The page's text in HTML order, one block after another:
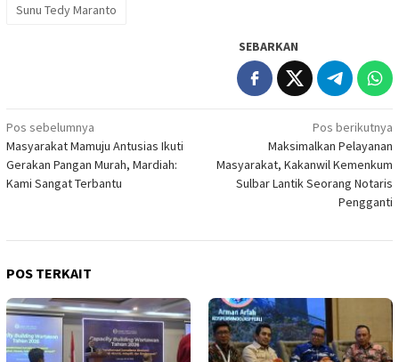
Sunu Tedy Maranto
SEBARKAN
Navigasi
pos
Pos sebelumnya
Masyarakat Mamuju Antusias Ikuti
Gerakan Pangan Murah, Mardiah:
Kami Sangat Terbantu
Pos berikutnya
Maksimalkan Pelayanan
Masyarakat, Kakanwil Kemenkum
Sulbar Lantik Seorang Notaris
Pengganti
POS TERKAIT